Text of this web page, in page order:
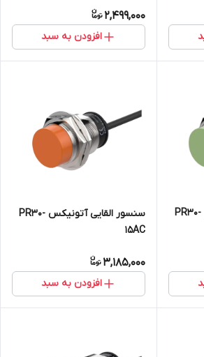
2,499,000
افزودن به سبد
سنسور القایی آتونیکس PR30-
سنسور القایی آتونیکس PR30-
15AC
3,185,000
افزودن به سبد